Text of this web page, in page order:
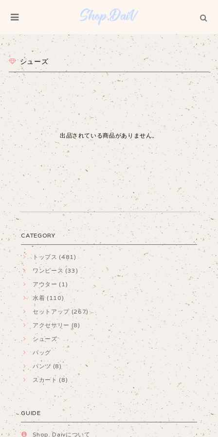
シューズ
出品されている商品がありません。
CATEGORY
トップス (481)
ワンピース (33)
アウター (1)
水着 (110)
セットアップ (267)
アクセサリー (8)
シューズ
バッグ
パンツ (8)
スカート (8)
GUIDE
Shop. Daivについて